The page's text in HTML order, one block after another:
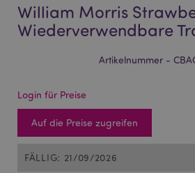
William Morris
Wiederverwendbare
Artikelnummer -
Login für Preise
Auf die Preise zugreifen
FÄLLIG: 21/09/2026